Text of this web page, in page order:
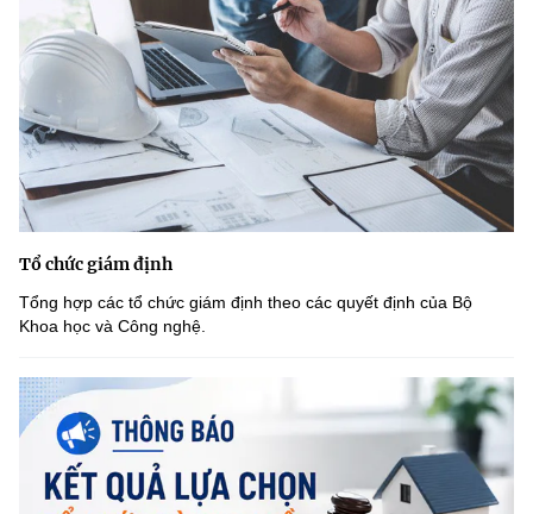
Tổ chức giám định
Tổng hợp các tổ chức giám định theo các quyết định của Bộ
Khoa học và Công nghệ.